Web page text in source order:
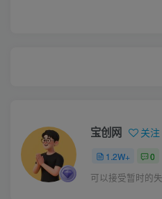
宝创网 关注
1.2W+ 0
可以接受暂时的